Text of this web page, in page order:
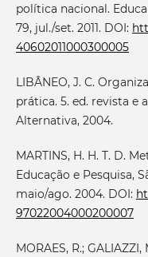
política nacional.
79, jul./set. 2011. DOI:
40602011000300005
LIBÂNEO, J. C.
prática. 5. ed. revista e
Alternativa, 2004.
MARTINS, H. H. T. D.
Educação e Pesquisa,
maio/ago. 2004. DOI:
97022004000200007
MORAES, R.;